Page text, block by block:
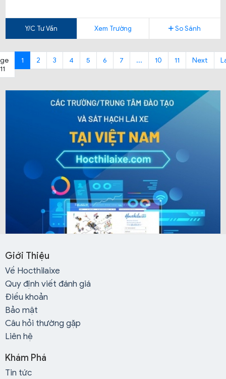
Y/C Tư Vấn Xem Trường So Sánh
1 2 3 4 5 6 7 ... 10 11 Next
Giới Thiệu
Về Hocthilaixe
Quy định viết đánh giá
Điều khoản
Bảo mật
Câu hỏi thường gặp
Liên hệ
Khám Phá
Tin tức